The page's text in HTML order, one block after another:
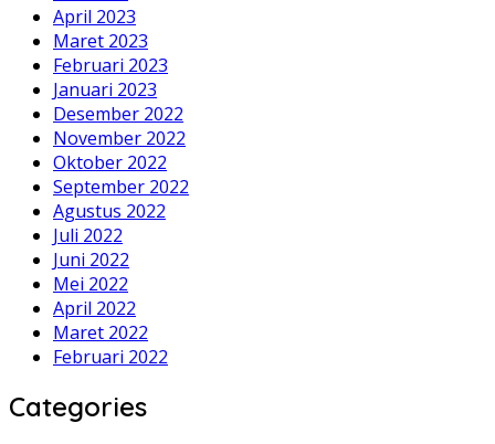
April 2023
Maret 2023
Februari 2023
Januari 2023
Desember 2022
November 2022
Oktober 2022
September 2022
Agustus 2022
Juli 2022
Juni 2022
Mei 2022
April 2022
Maret 2022
Februari 2022
Categories